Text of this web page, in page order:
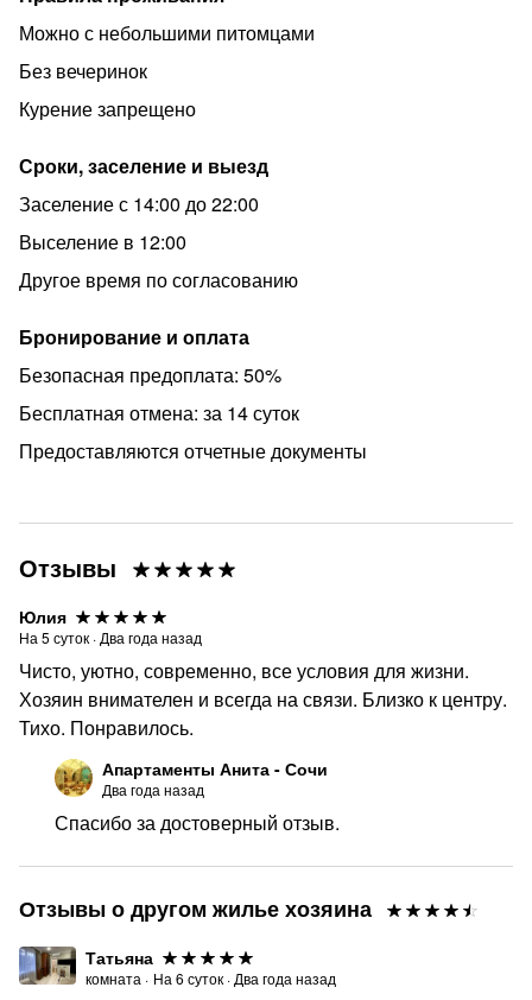
Можно с небольшими питомцами
Без вечеринок
Курение запрещено
Сроки, заселение и выезд
Заселение с 14:00 до 22:00
Выселение в 12:00
Другое время по согласованию
Бронирование и оплата
Безопасная предоплата: 50%
Бесплатная отмена: за 14 суток
Предоставляются отчетные документы
Отзывы
Юлия
На 5 суток · Два года назад
Чисто, уютно, современно, все условия для жизни.
Хозяин внимателен и всегда на связи. Близко к центру.
Тихо. Понравилось.
Апартаменты Анита - Сочи
Два года назад
Спасибо за достоверный отзыв.
Отзывы о другом жилье хозяина
Татьяна
комната · На 6 суток · Два года назад